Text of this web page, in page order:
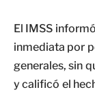
El IMSS
inmediata por
generales, sin
y calificó el